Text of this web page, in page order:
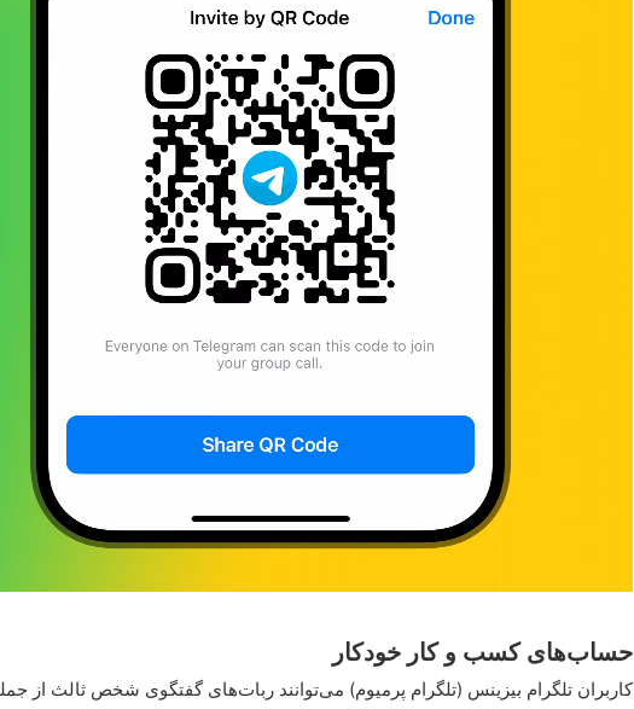
حساب‌های کسب و کار خودکار
کاربران تلگرام بیزینس (تلگرام پرمیوم) می‌توانند ربات‌های گفتگوی شخص ثالث از